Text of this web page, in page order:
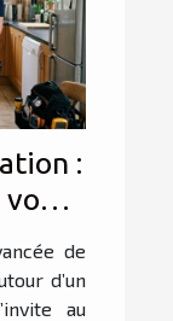
:
de
d’un
au